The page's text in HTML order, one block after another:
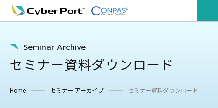
Seminar Archive
セミナー資料ダウンロード
Home セミナー アーカイブ セミナー資料ダウンロード